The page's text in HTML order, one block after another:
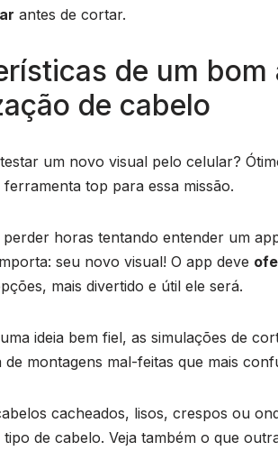
antes de cortar.
de um
de cabelo
um novo visual pelo celular?
top para essa missão.
horas tentando entender um
seu novo visual! O app deve
mais divertido e útil ele será.
ideia bem fiel, as simulações de
de montagens mal-feitas que mais
cacheados, lisos, crespos ou
tipo de cabelo. Veja também o que